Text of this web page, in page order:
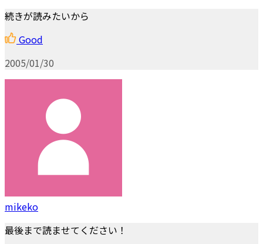
続きが読みたいから
Good
2005/01/30
mikeko
最後まで読ませてください！